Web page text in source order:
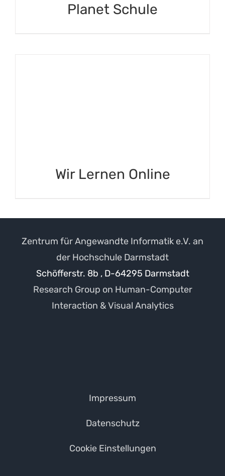
Planet Schule
Wir Lernen Online
Zentrum für Angewandte Informatik e.V. an
der Hochschule Darmstadt
Schöfferstr. 8b , D-64295 Darmstadt
Research Group on Human-Computer
Interaction & Visual Analytics
Impressum
Datenschutz
Cookie Einstellungen